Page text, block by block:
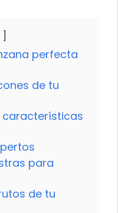
perfecta
de tu
características
para
de tu